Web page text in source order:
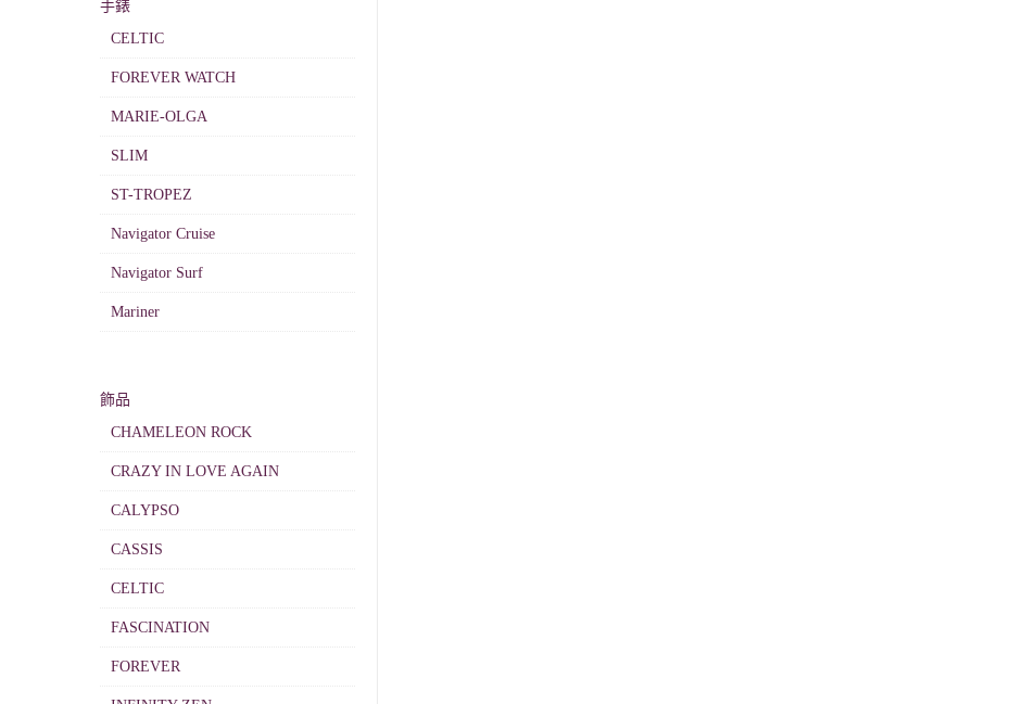
手錶
CELTIC
FOREVER WATCH
MARIE-OLGA
SLIM
ST-TROPEZ
Navigator Cruise
Navigator Surf
Mariner
飾品
CHAMELEON ROCK
CRAZY IN LOVE AGAIN
CALYPSO
CASSIS
CELTIC
FASCINATION
FOREVER